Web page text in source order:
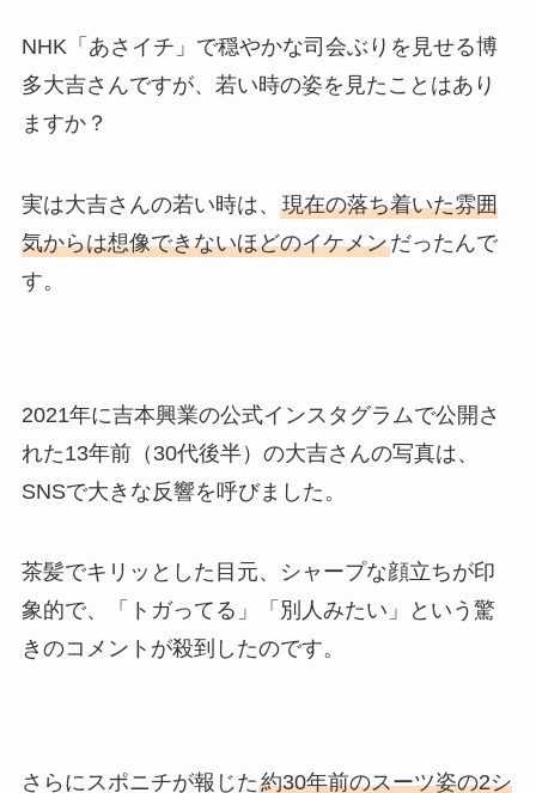
NHK「あさイチ」で穏やかな司会ぶりを見せる博
多大吉さんですが、若い時の姿を見たことはあり
ますか？
実は大吉さんの若い時は、 現在の落ち着いた雰囲
気からは想像できないほどのイケメンだったんで
す。
2021年に吉本興業の公式インスタグラムで公開さ
れた13年前（30代後半）の大吉さんの写真は、
SNSで大きな反響を呼びました。
茶髪でキリッとした目元、シャープな顔立ちが印
象的で、「トガってる」「別人みたい」という驚
きのコメントが殺到したのです。
さらにスポニチが報じた約30年前のスーツ姿の2シ